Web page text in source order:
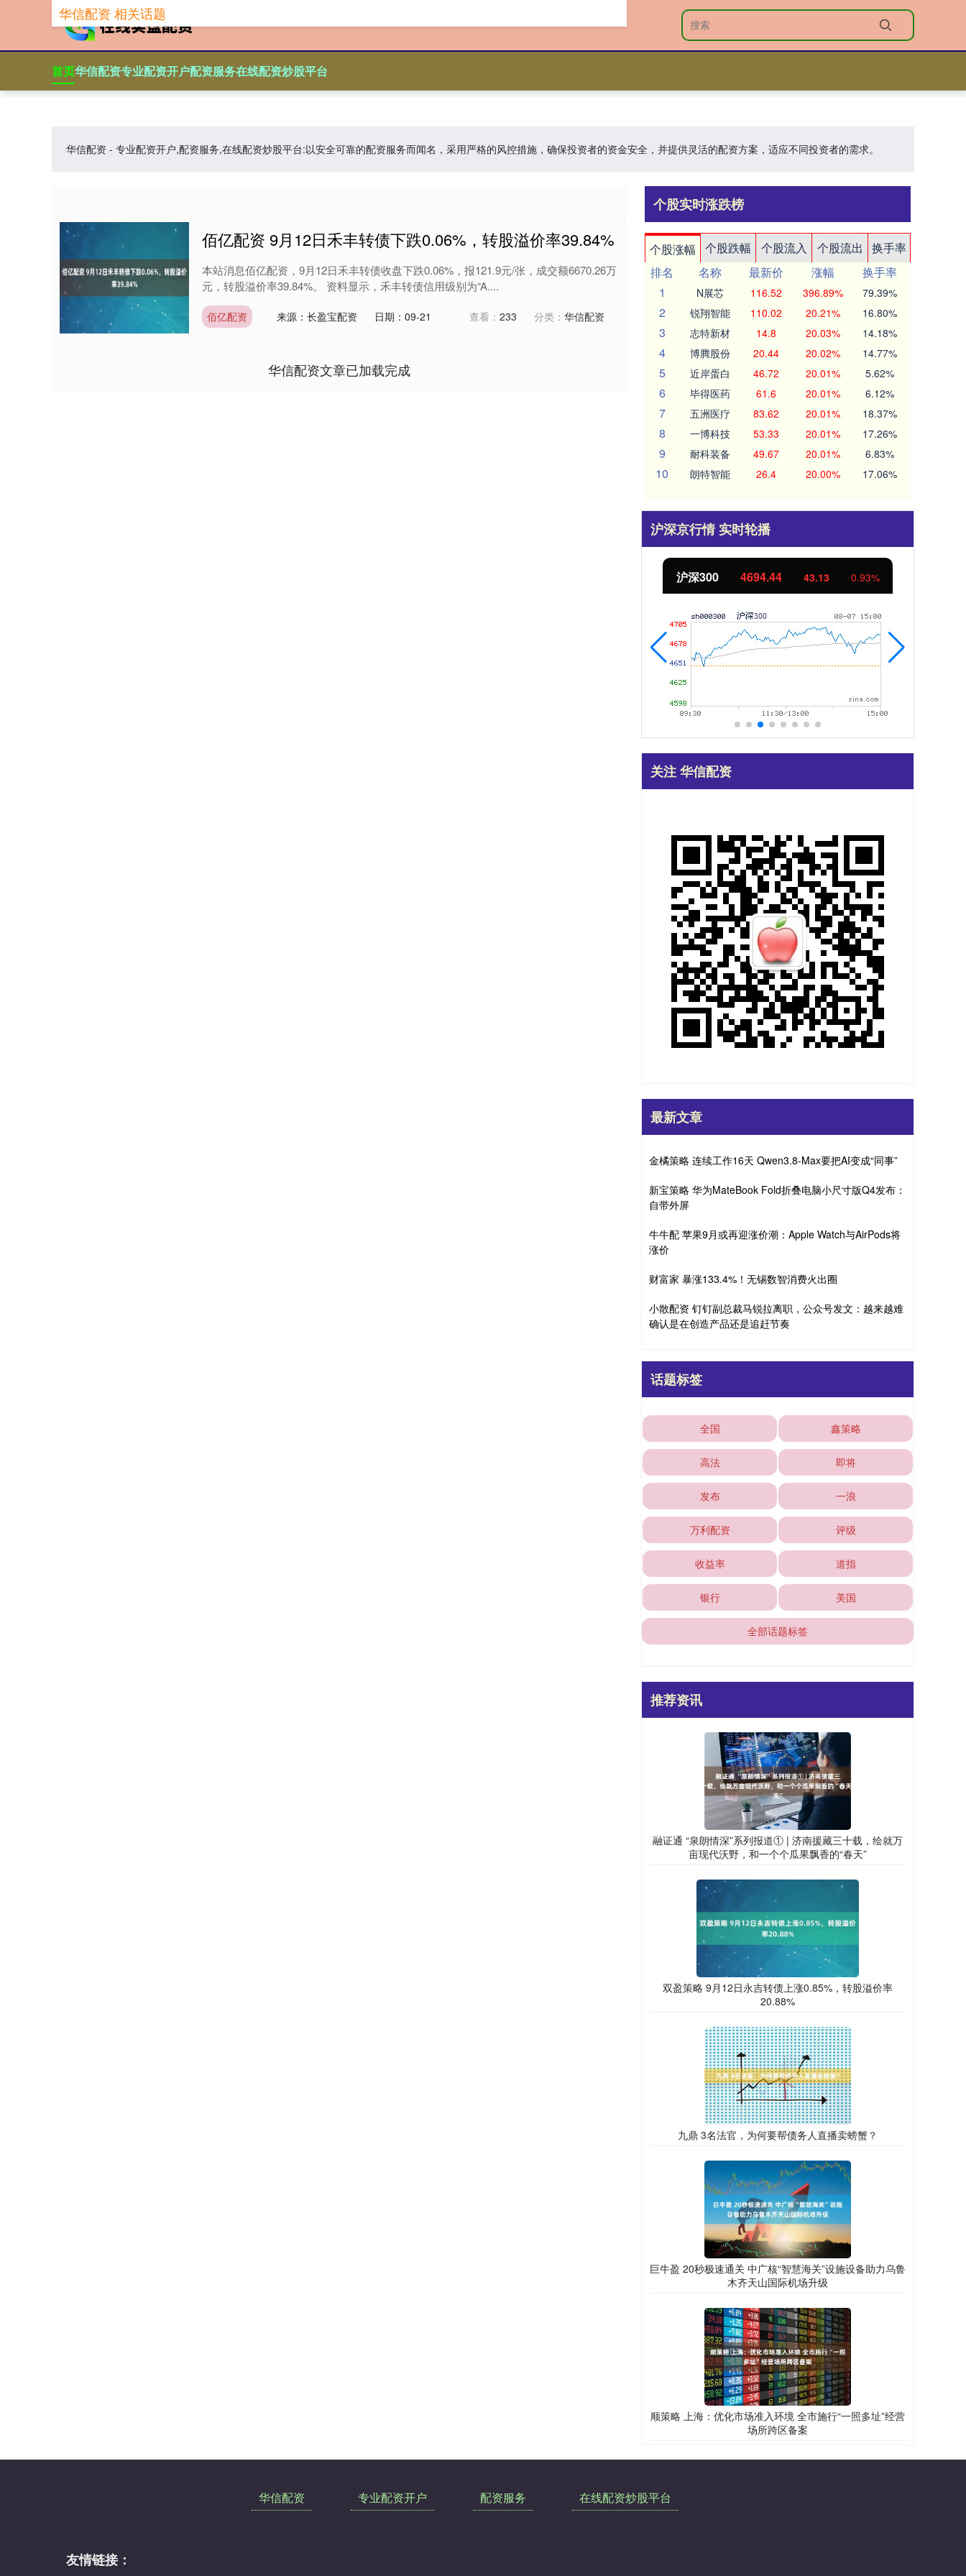
首页华信配资专业配资开户配资服务在线配资炒股平台
华信配资 - 专业配资开户,配资服务,在线配资炒股平台:以安全可靠的配资服务而闻名，采用严格的风控措施，确保投资者的资金安全，并提供灵活的配资方案，适应不同投资者的需求。
华信配资 相关话题
佰亿配资 9月12日禾丰转债下跌0.06%，转股溢价率39.84%
本站消息佰亿配资，9月12日禾丰转债收盘下跌0.06%，报121.9元/张，成交额6670.26万
元，转股溢价率39.84%。 资料显示，禾丰转债信用级别为“A....
佰亿配资 来源：长盈宝配资 日期：09-21 查看： 233 分类： 华信配资
华信配资文章已加载完成
个股实时涨跌榜
个股涨幅 个股跌幅 个股流入 个股流出
换手率
排名
名称 最新价 涨幅
换手率
1
N展芯 116.52 396.89% 79.39%
2 锐翔智能 110.02 20.21% 16.80%
3 志特新材 14.8 20.03% 14.18%
4 博腾股份 20.44 20.02% 14.77%
5 近岸蛋白 46.72 20.01% 5.62%
6 毕得医药 61.6 20.01% 6.12%
7 五洲医疗 83.62 20.01% 18.37%
8 一博科技 53.33 20.01% 17.26%
9 耐科装备 49.67 20.01% 6.83%
10 朗特智能 26.4 20.00% 17.06%
沪深京行情 实时轮播
沪深300 4694.44 43.13 0.93%
关注 华信配资
最新文章
金橘策略 连续工作16天 Qwen3.8-Max要把AI变成“同事”
新宝策略 华为MateBook Fold折叠电脑小尺寸版Q4发布：
自带外屏
牛牛配 苹果9月或再迎涨价潮：Apple Watch与AirPods将
涨价
财富家 暴涨133.4%！无锡数智消费火出圈
小散配资 钉钉副总裁马锐拉离职，公众号发文：越来越难
确认是在创造产品还是追赶节奏
话题标签
全国 鑫策略
高法 即将
发布 一浪
万利配资 评级
收益率 道指
银行 美国
全部话题标签
推荐资讯
融证通 “泉朗情深”系列报道① | 济南援藏三十载，绘就万
亩现代沃野，和一个个瓜果飘香的“春天”
双盈策略 9月12日永吉转债上涨0.85%，转股溢价率
20.88%
九鼎 3名法官，为何要帮债务人直播卖螃蟹？
巨牛盈 20秒极速通关 中广核“智慧海关”设施设备助力乌鲁
木齐天山国际机场升级
顺策略 上海：优化市场准入环境 全市施行“一照多址”经营
场所跨区备案
华信配资 专业配资开户 配资服务 在线配资炒股平台
友情链接：